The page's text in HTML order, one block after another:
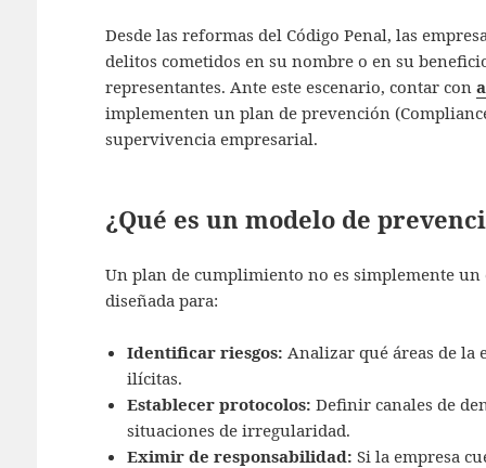
Desde las reformas del Código Penal, las
delitos cometidos en su nombre o en su
representantes. Ante este escenario, contar con
implementen un plan de prevención
supervivencia empresarial.
¿Qué es un modelo de
Un plan de cumplimiento no es simplemente
diseñada para:
Identificar riesgos: Analizar qué áreas de la
ilícitas.
Establecer protocolos: Definir canales de
situaciones de irregularidad.
Eximir de responsabilidad: Si la empresa